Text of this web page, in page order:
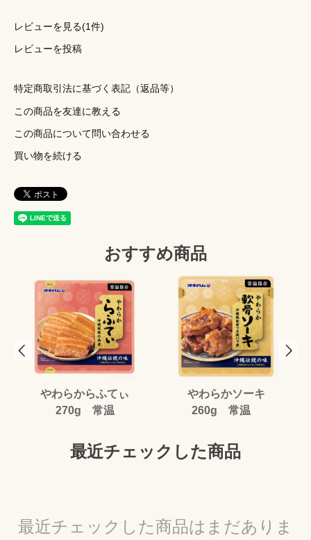
レビューを見る(1件)
レビューを投稿
特定商取引法に基づく表記（返品等）
この商品を友達に教える
この商品について問い合わせる
買い物を続ける
おすすめ商品
やわらからふてぃ
270g 常温
やわらかソーキ
260g 常温
最近チェックした商品
最近チェックした商品はまだありま